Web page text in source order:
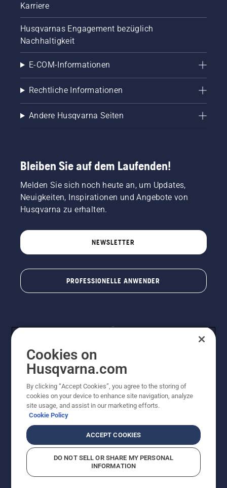
Karriere
Husqvarnas Engagement bezüglich
Nachhaltigkeit
E-COM-Informationen
Rechtliche Informationen
Andere Husqvarna Seiten
Bleiben Sie auf dem Laufenden!
Melden Sie sich noch heute an, um Updates,
Neuigkeiten, Inspirationen und Angebote von
Husqvarna zu erhalten.
NEWSLETTER
PROFESSIONELLE ANWENDER
© Husqvarna® AB (publ). Alle Rechte vorbehalten. Die
Preisangaben sind unverbindliche Preisempfehlungen
von Husqvarna Schweiz AG an den teilnehmenden
Fachhandel, Preise in CHF inklusive 8,1% MWST und
unverbindliche Preisempfehlungen (inkl. MwSt), es sei
denn sie sind für den direkten Kauf verfügbar.
Cookie-RichtlinieNutzungsbedingungen Datenschutzerklärung
Vermutete Verstöße melden
Cookies on
Husqvarna.com
By clicking “Accept Cookies”, you agree to the storing of
cookies on your device to enhance site navigation, analyze
site usage, and assist in our marketing efforts.
Cookie Policy
ACCEPT COOKIES
DO NOT SELL OR SHARE MY PERSONAL
INFORMATION